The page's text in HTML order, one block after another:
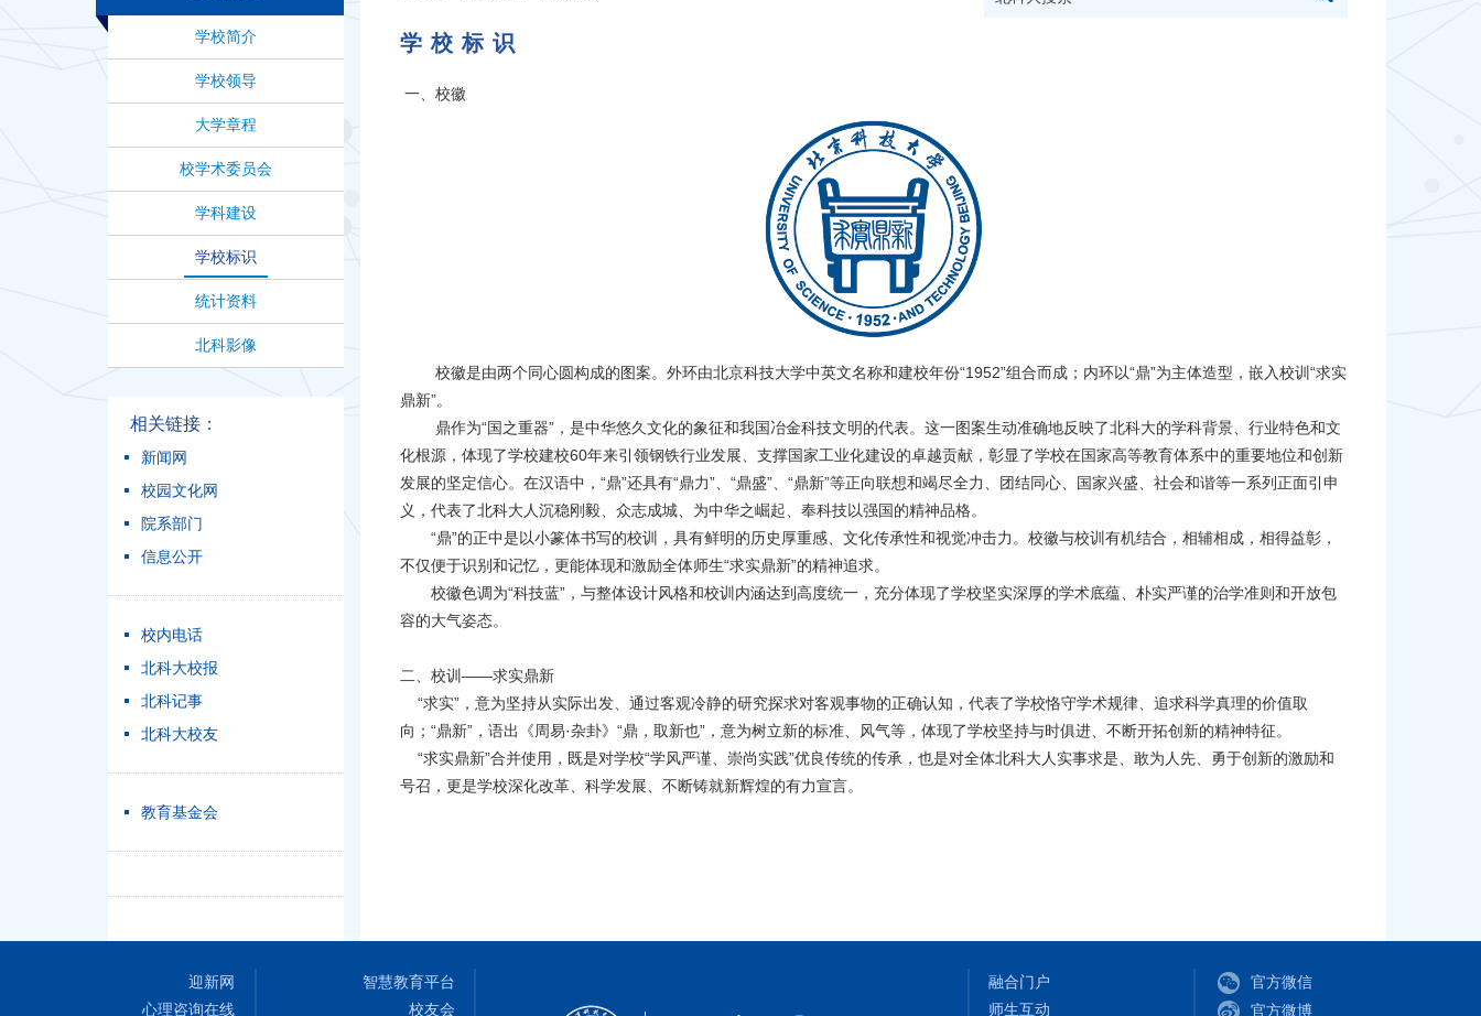
学校简介
学校领导
大学章程
校学术委员会
学科建设
学校标识
统计资料
北科影像
相关链接：
新闻网
校园文化网
院系部门
信息公开
校内电话
北科大校报
北科记事
北科大校友
教育基金会
学校标识
一、校徽
校徽是由两个同心圆构成的图案。外环由北京科技大学中英文名称和建校年份“1952”组合而成；内环以“鼎”为主体造型，嵌入校训“求实
鼎新”。
鼎作为“国之重器”，是中华悠久文化的象征和我国冶金科技文明的代表。这一图案生动准确地反映了北科大的学科背景、行业特色和文
化根源，体现了学校建校60年来引领钢铁行业发展、支撑国家工业化建设的卓越贡献，彰显了学校在国家高等教育体系中的重要地位和创新
发展的坚定信心。在汉语中，“鼎”还具有“鼎力”、“鼎盛”、“鼎新”等正向联想和竭尽全力、团结同心、国家兴盛、社会和谐等一系列正面引申
义，代表了北科大人沉稳刚毅、众志成城、为中华之崛起、奉科技以强国的精神品格。
“鼎”的正中是以小篆体书写的校训，具有鲜明的历史厚重感、文化传承性和视觉冲击力。校徽与校训有机结合，相辅相成，相得益彰，
不仅便于识别和记忆，更能体现和激励全体师生“求实鼎新”的精神追求。
校徽色调为“科技蓝”，与整体设计风格和校训内涵达到高度统一，充分体现了学校坚实深厚的学术底蕴、朴实严谨的治学准则和开放包
容的大气姿态。
二、校训——求实鼎新
“求实”，意为坚持从实际出发、通过客观冷静的研究探求对客观事物的正确认知，代表了学校恪守学术规律、追求科学真理的价值取
向；“鼎新”，语出《周易·杂卦》“鼎，取新也”，意为树立新的标准、风气等，体现了学校坚持与时俱进、不断开拓创新的精神特征。
“求实鼎新”合并使用，既是对学校“学风严谨、崇尚实践”优良传统的传承，也是对全体北科大人实事求是、敢为人先、勇于创新的激励和
号召，更是学校深化改革、科学发展、不断铸就新辉煌的有力宣言。
迎新网
智慧教育平台
心理咨询在线
校友会
融合门户
师生互动
官方微信
官方微博